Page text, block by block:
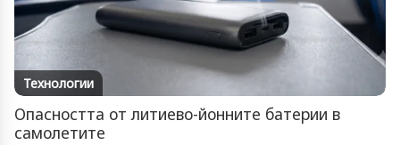
Технологии
Опасността от литиево-йонните батерии в
самолетите